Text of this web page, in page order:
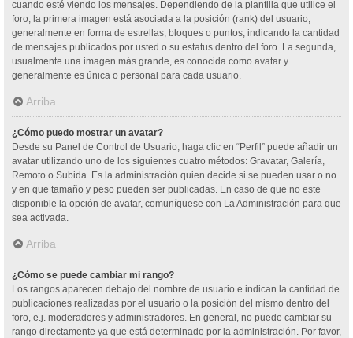
cuando esté viendo los mensajes. Dependiendo de la plantilla que utilice el
foro, la primera imagen está asociada a la posición (rank) del usuario,
generalmente en forma de estrellas, bloques o puntos, indicando la cantidad
de mensajes publicados por usted o su estatus dentro del foro. La segunda,
usualmente una imagen más grande, es conocida como avatar y
generalmente es única o personal para cada usuario.
Arriba
¿Cómo puedo mostrar un avatar?
Desde su Panel de Control de Usuario, haga clic en “Perfil” puede añadir un
avatar utilizando uno de los siguientes cuatro métodos: Gravatar, Galería,
Remoto o Subida. Es la administración quien decide si se pueden usar o no
y en que tamaño y peso pueden ser publicadas. En caso de que no este
disponible la opción de avatar, comuníquese con La Administración para que
sea activada.
Arriba
¿Cómo se puede cambiar mi rango?
Los rangos aparecen debajo del nombre de usuario e indican la cantidad de
publicaciones realizadas por el usuario o la posición del mismo dentro del
foro, e.j. moderadores y administradores. En general, no puede cambiar su
rango directamente ya que está determinado por la administración. Por favor,